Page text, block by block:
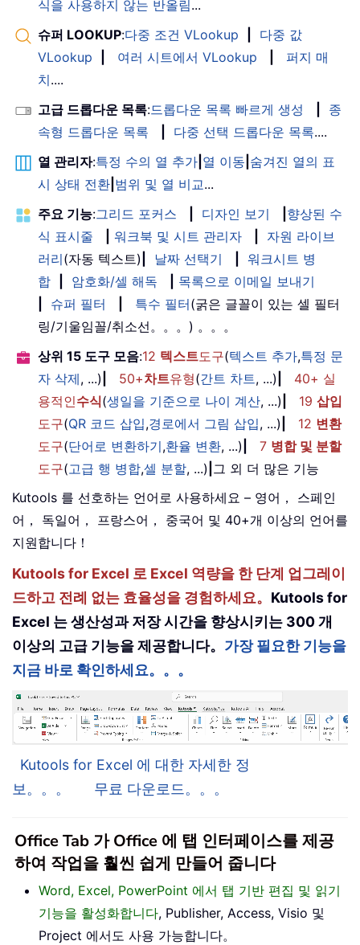
식을 사용하지 않는 반올림...
슈퍼 LOOKUP:다중 조건 VLookup
다중 값
VLookup
여러 시트에서 VLookup
퍼지 매
치....
고급 드롭다운 목록:드롭다운 목록 빠르게 생성
종
속형 드롭다운 목록
다중 선택 드롭다운 목록....
열 관리자:특정 수의 열 추가 열 이동 숨겨진 열의 표
시 상태 전환 범위 및 열 비교...
주요 기능:그리드 포커스 디자인 보기
향상된 수
식 표시줄
워크북 및 시트 관리자
자원 라이브
러리(자동 텍스트) 날짜 선택기
워크시트 병
합
암호화/셀 해독
목록으로 이메일 보내기
슈퍼 필터 특수 필터(굵은 글꼴이 있는 셀 필터
링/기울임꼴/취소선。。。) 。。。
상위 15 도구 모음:12 텍스트도구(텍스트 추가,특정 문
자 삭제, ...) 50+차트유형(간트 차트, ...)
40+ 실
용적인수식(생일을 기준으로 나이 계산, ...) 19 삽입
도구(QR 코드 삽입,경로에서 그림 삽입, ...) 12 변환
도구(단어로 변환하기,환율 변환, ...) 7 병합 및 분할
도구(고급 행 병합,셀 분할, ...) 그 외 더 많은 기능
Kutools 를 선호하는 언어로 사용하세요 – 영어， 스페인
어， 독일어， 프랑스어， 중국어 및 40+개 이상의 언어를
지원합니다！
Kutools for Excel 로 Excel 역량을 한 단계 업그레이
드하고 전례 없는 효율성을 경험하세요。 Kutools for
Excel 는 생산성과 저장 시간을 향상시키는 300 개
이상의 고급 기능을 제공합니다。 가장 필요한 기능을
지금 바로 확인하세요。。。
Kutools for Excel 에 대한 자세한 정
보。。。
무료 다운로드。。。
Office Tab 가 Office 에 탭 인터페이스를 제공
하여 작업을 훨씬 쉽게 만들어 줍니다
Word, Excel, PowerPoint 에서 탭 기반 편집 및 읽기
기능을 활성화합니다, Publisher, Access, Visio 및
Project 에서도 사용 가능합니다。